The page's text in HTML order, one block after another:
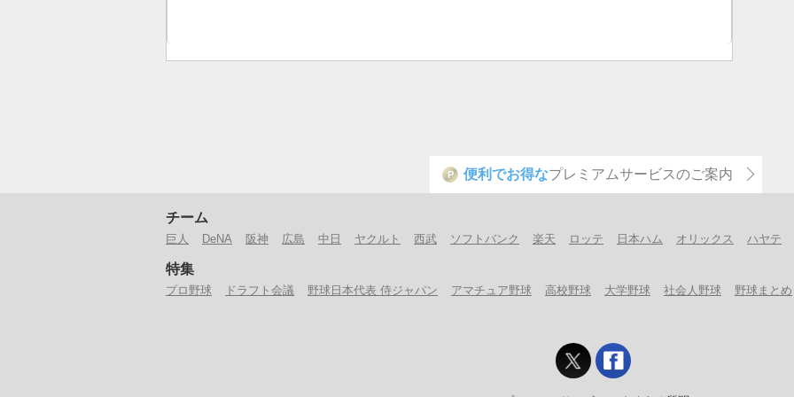
P 便利でお得なプレミアムサービスのご案内
チーム
巨人 DeNA 阪神 広島 中日 ヤクルト 西武 ソフトバンク 楽天 ロッテ 日本ハム オリックス ハヤテ
特集
プロ野球 ドラフト会議 野球日本代表 侍ジャパン アマチュア野球 高校野球 大学野球 社会人野球 野球まとめ